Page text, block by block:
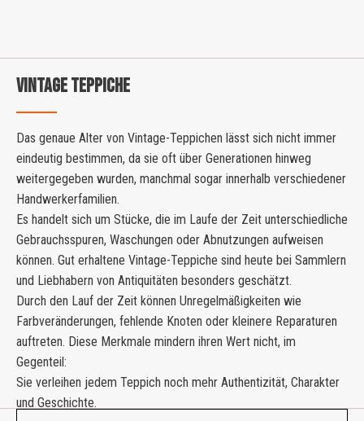
VINTAGE TEPPICHE
Das genaue Alter von Vintage-Teppichen lässt sich nicht immer
eindeutig bestimmen, da sie oft über Generationen hinweg
weitergegeben wurden, manchmal sogar innerhalb verschiedener
Handwerkerfamilien.
Es handelt sich um Stücke, die im Laufe der Zeit unterschiedliche
Gebrauchsspuren, Waschungen oder Abnutzungen aufweisen
können. Gut erhaltene Vintage-Teppiche sind heute bei Sammlern
und Liebhabern von Antiquitäten besonders geschätzt.
Durch den Lauf der Zeit können Unregelmäßigkeiten wie
Farbveränderungen, fehlende Knoten oder kleinere Reparaturen
auftreten. Diese Merkmale mindern ihren Wert nicht, im
Gegenteil:
Sie verleihen jedem Teppich noch mehr Authentizität, Charakter
und Geschichte.